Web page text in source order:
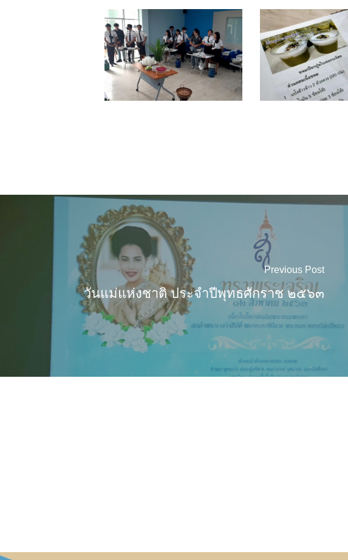
10
Previous Post
วันแม่แห่งชาติ ประจำปีพุทธศักราช ๒๕๖๓